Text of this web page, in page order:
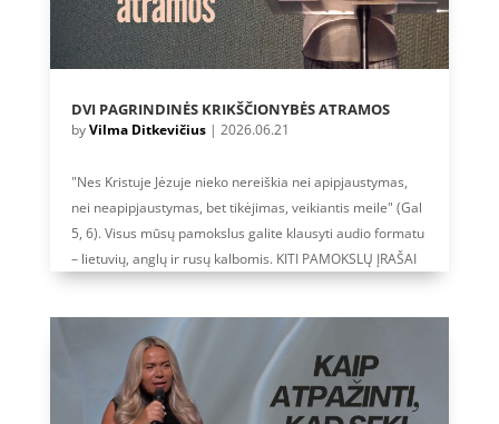
DVI PAGRINDINĖS KRIKŠČIONYBĖS ATRAMOS
byVilma Ditkevičius| 2026.06.21
"Nes Kristuje Jėzuje nieko nereiškia nei apipjaustymas,
nei neapipjaustymas, bet tikėjimas, veikiantis meile" (Gal
5, 6). Visus mūsų pamokslus galite klausyti audio formatu
– lietuvių, anglų ir rusų kalbomis. KITI PAMOKSLŲ ĮRAŠAI